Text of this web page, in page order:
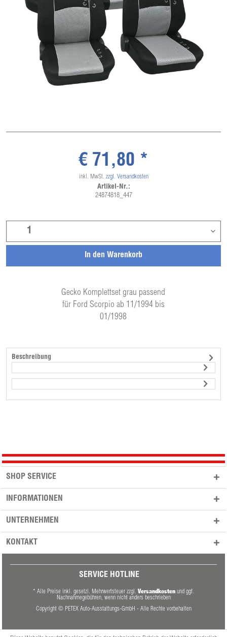
Gecko Komplettset grau passend
für Ford Scorpio ab 11/1994 bis
01/1998
In den Warenkorb
€ 71,80 *
inkl. MwSt. zzgl. Versandkosten
Artikel-Nr.:
24874818_447
Beschreibung
SHOP SERVICE
INFORMATIONEN
UNTERNEHMEN
KONTAKT
SERVICE HOTLINE
* Alle Preise inkl. gesetzl. Mehrwertsteuer zzgl. Versandkosten und ggf.
Nachnahmegebühren, wenn nicht anders beschrieben
Copyright © PETEX Auto-Ausstattungs-GmbH - Alle Rechte vorbehalten